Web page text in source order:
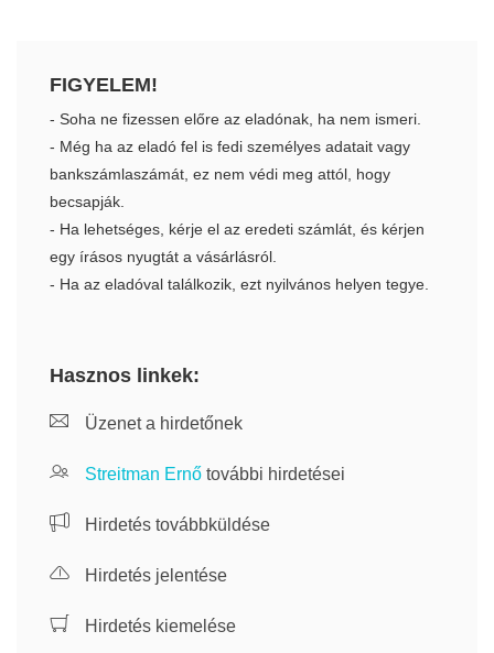
FIGYELEM!
- Soha ne fizessen előre az eladónak, ha nem ismeri.
- Még ha az eladó fel is fedi személyes adatait vagy
bankszámlaszámát, ez nem védi meg attól, hogy
becsapják.
- Ha lehetséges, kérje el az eredeti számlát, és kérjen
egy írásos nyugtát a vásárlásról.
- Ha az eladóval találkozik, ezt nyilvános helyen tegye.
Hasznos linkek:
Üzenet a hirdetőnek
Streitman Ernő további hirdetései
Hirdetés továbbküldése
Hirdetés jelentése
Hirdetés kiemelése